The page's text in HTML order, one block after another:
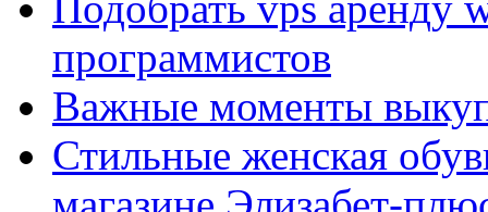
программистов
Важные моменты
Стильные женская